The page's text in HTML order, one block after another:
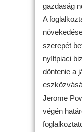
gazdaság
A
szerepét
nyíltpiaci
döntenie a
Jerome
végén